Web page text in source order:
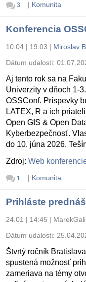
3 | Komunita
Konferencia
10.04 | 19:03 | Miroslav
Dátum udalosti:
Aj tento rok sa na
Univerzity v dňoch 1-
OSSConf. Príspevky
LATEX, R a ich
Open GIS & Open
Kyberbezpečnosť.
do 10. júna 2026.
Zdroj: Web
1 | Komunita
Prihláste
24.01 | 14:45 |
Dátum udalosti:
Štvrtý ročník
spustená možnosť
zameriava na témy